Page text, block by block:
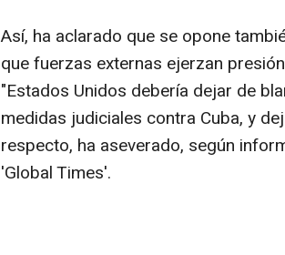
Así, ha aclarado que se opone
que fuerzas externas ejerzan
"Estados Unidos debería dejar de
medidas judiciales contra Cuba, y
respecto, ha aseverado, según
'Global Times'.